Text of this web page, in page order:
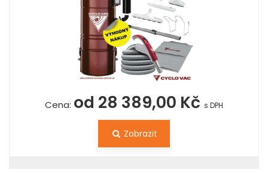
Cena: od 28 389,00 Kč s DPH
Zobrazit